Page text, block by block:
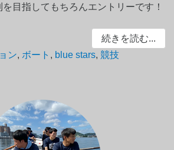
目指してもちろんエントリーです！
続きを読む...
ン, ボート , blue stars,競技